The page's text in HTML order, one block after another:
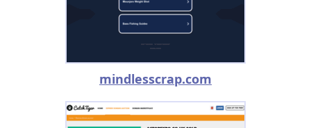
mindlesscrap.com